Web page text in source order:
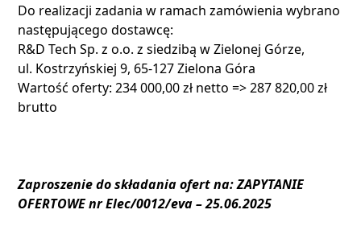
Do realizacji zadania w ramach zamówienia wybrano
następującego dostawcę:
R&D Tech Sp. z o.o. z siedzibą w Zielonej Górze,
ul. Kostrzyńskiej 9, 65-127 Zielona Góra
Wartość oferty: 234 000,00 zł netto => 287 820,00 zł
brutto
Zaproszenie do składania ofert na: ZAPYTANIE
OFERTOWE nr Elec/0012/eva – 25.06.2025